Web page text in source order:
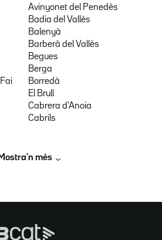
Avinyonet del Penedès
Badia del Vallès
Balenyà
Barberà del Vallès
Begues
Berga
Borredà
El Brull
Cabrera d'Anoia
Cabrils
Mostra’n més